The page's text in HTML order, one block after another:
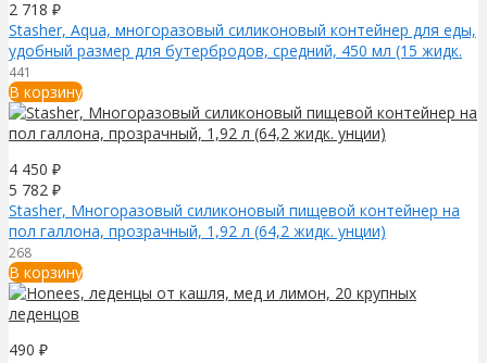
2 718 ₽
Stasher, Aqua, многоразовый силиконовый контейнер для еды,
удобный размер для бутербродов, средний, 450 мл (15 жидк.
унций)
441
В корзину
4 450 ₽
5 782 ₽
Stasher, Многоразовый силиконовый пищевой контейнер на
пол галлона, прозрачный, 1,92 л (64,2 жидк. унции)
268
В корзину
490 ₽